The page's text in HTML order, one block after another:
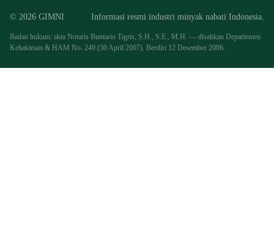
© 2026 GIMNI Informasi resmi industri minyak nabati Indonesia.
Badan hukum: akta Notaris Buntario Tigris, S.H., S.E., M.H. — disahkan Departemen
Kehakiman & HAM No. 249 (30 April 2007). Berdiri 12 Desember 2006.